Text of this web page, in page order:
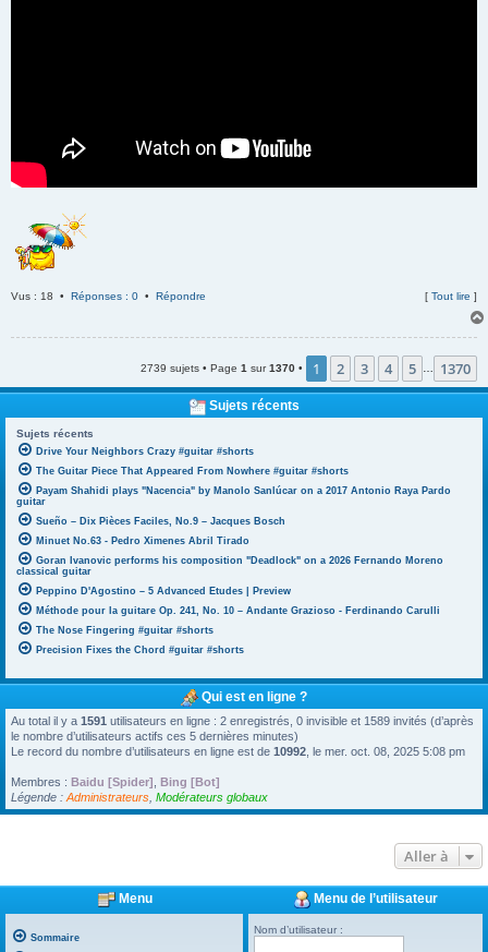
Vus : 18 • Réponses : 0 • Répondre [ Tout lire ]
2739 sujets • Page 1 sur1370 • 1 2 3 4 5 1370
Sujets récents
Sujets récents
Drive Your Neighbors Crazy #guitar #shorts
The Guitar Piece That Appeared From Nowhere #guitar #shorts
Payam Shahidi plays "Nacencia" by Manolo Sanlúcar on a 2017 Antonio Raya Pardo
guitar
Sueño – Dix Pièces Faciles, No.9 – Jacques Bosch
Minuet No.63 - Pedro Ximenes Abril Tirado
Goran Ivanovic performs his composition "Deadlock" on a 2026 Fernando Moreno
classical guitar
Peppino D'Agostino – 5 Advanced Etudes | Preview
Méthode pour la guitare Op. 241, No. 10 – Andante Grazioso - Ferdinando Carulli
The Nose Fingering #guitar #shorts
Precision Fixes the Chord #guitar #shorts
Qui est en ligne ?
Au total il y a 1591 utilisateurs en ligne : 2 enregistrés, 0 invisible et 1589 invités (d’après
le nombre d’utilisateurs actifs ces 5 dernières minutes)
Le record du nombre d’utilisateurs en ligne est de 10992 , le mer. oct. 08, 2025 5:08 pm
Membres : Baidu [Spider] Bing [Bot]
Légende : Administrateurs Modérateurs globaux
Aller à
Menu
Sommaire
Menu de l’utilisateur
Nom d’utilisateur :